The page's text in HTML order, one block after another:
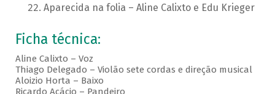
Aparecida na folia – Aline Calixto e Edu Krieger
Ficha técnica:
Aline Calixto – Voz
Thiago Delegado – Violão sete cordas e direção musical
Aloizio Horta – Baixo